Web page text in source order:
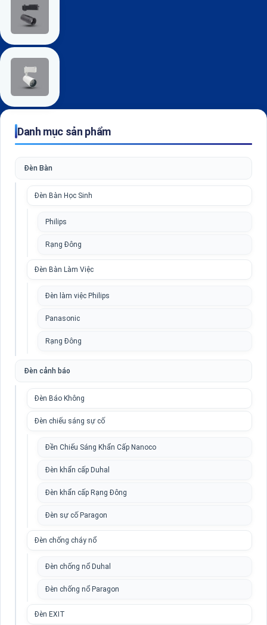
Danh mục sản phẩm
Đèn Bàn
Đèn Bàn Học Sinh
Philips
Rạng Đông
Đèn Bàn Làm Việc
Đèn làm việc Philips
Panasonic
Rạng Đông
Đèn cảnh báo
Đèn Báo Không
Đèn chiếu sáng sự cố
Đền Chiếu Sáng Khẩn Cấp Nanoco
Đèn khẩn cấp Duhal
Đèn khẩn cấp Rạng Đông
Đèn sự cố Paragon
Đèn chống cháy nổ
Đèn chống nổ Duhal
Đèn chống nổ Paragon
Đèn EXIT